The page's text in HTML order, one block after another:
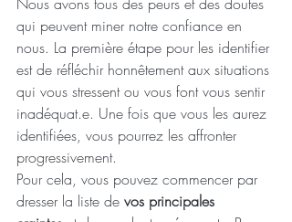
qui peuvent miner notre confiance en
nous. La première étape pour les identifier
est de réfléchir honnêtement aux situations
qui vous stressent ou vous font vous sentir
inadéquat.e. Une fois que vous les aurez
identifiées, vous pourrez les affronter
progressivement.
Pour cela, vous pouvez commencer par
dresser la liste de vos principales